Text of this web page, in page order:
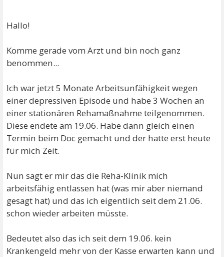
Hallo!
Komme gerade vom Arzt und bin noch ganz
benommen...
Ich war jetzt 5 Monate Arbeitsunfähigkeit wegen
einer depressiven Episode und habe 3 Wochen an
einer stationären Rehamaßnahme teilgenommen.
Diese endete am 19.06. Habe dann gleich einen
Termin beim Doc gemacht und der hatte erst heute
für mich Zeit.
Nun sagt er mir das die Reha-Klinik mich
arbeitsfähig entlassen hat (was mir aber niemand
gesagt hat) und das ich eigentlich seit dem 21.06.
schon wieder arbeiten müsste.
Bedeutet also das ich seit dem 19.06. kein
Krankengeld mehr von der Kasse erwarten kann und